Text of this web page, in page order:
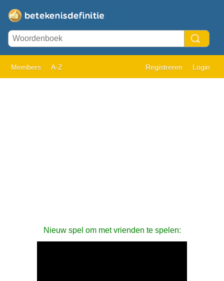
Members A-Z Registreren Login
Nieuw spel om met vrienden te spelen: